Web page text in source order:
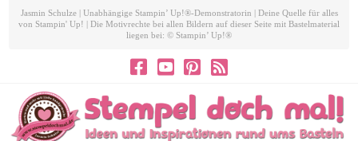
Jasmin Schulze | Unabhängige Stampin’ Up!®-Demonstratorin | Deine Quelle für alles
von Stampin' Up! | Die Motivrechte bei allen Bildern auf dieser Seite mit Bastelmaterial
liegen bei: © Stampin’ Up!®